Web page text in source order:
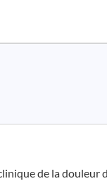
de la douleur